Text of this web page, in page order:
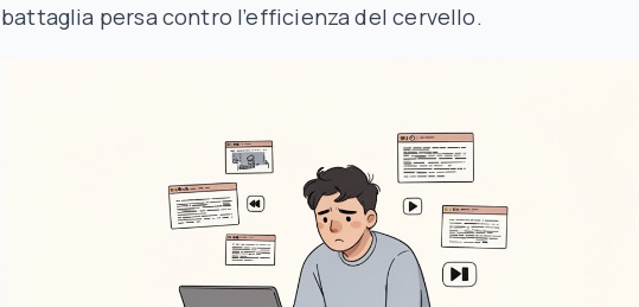
battaglia persa contro l’efficienza del cervello.